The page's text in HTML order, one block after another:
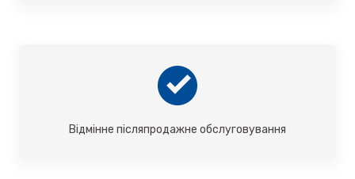
Відмінне післяпродажне обслуговування